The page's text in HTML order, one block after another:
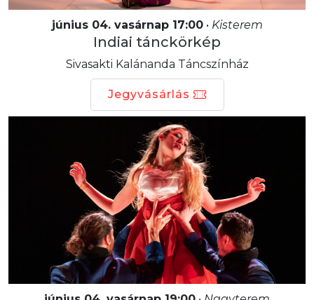
június 04. vasárnap 17:00• Kisterem
Indiai tánckörkép
Sivasakti Kalánanda Táncszínház
Jegyvásárlás